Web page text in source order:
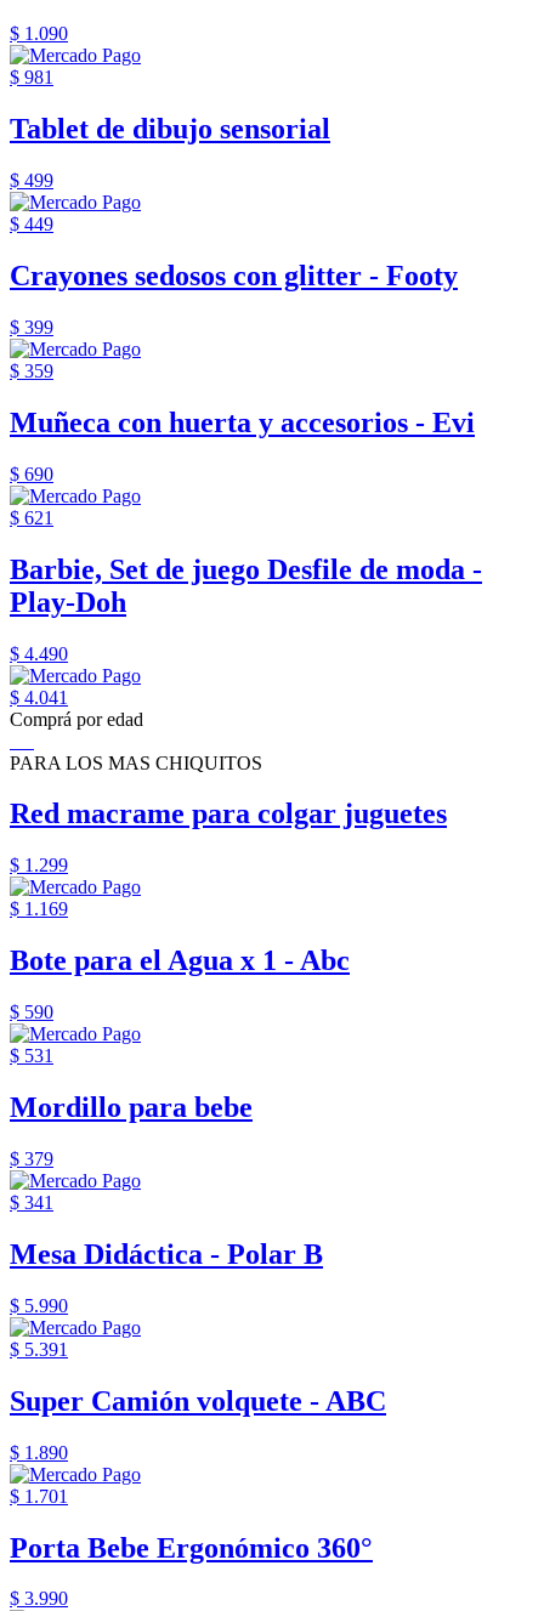
$ 1.090
$ 981
Tablet de dibujo sensorial
$ 499
$ 449
Crayones sedosos con glitter - Footy
$ 399
$ 359
Muñeca con huerta y accesorios - Evi
$ 690
$ 621
Barbie, Set de juego Desfile de moda -
Play-Doh
$ 4.490
$ 4.041
Comprá por edad
PARA LOS MAS CHIQUITOS
Red macrame para colgar juguetes
$ 1.299
$ 1.169
Bote para el Agua x 1 - Abc
$ 590
$ 531
Mordillo para bebe
$ 379
$ 341
Mesa Didáctica - Polar B
$ 5.990
$ 5.391
Super Camión volquete - ABC
$ 1.890
$ 1.701
Porta Bebe Ergonómico 360°
$ 3.990